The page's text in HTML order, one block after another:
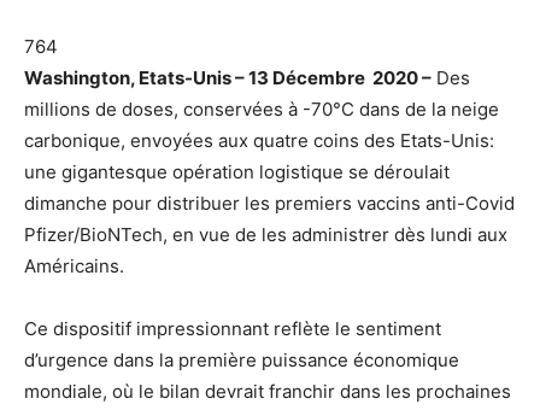
764
Washington, Etats-Unis – 13 Décembre 2020 – Des
millions de doses, conservées à -70°C dans de la neige
carbonique, envoyées aux quatre coins des Etats-Unis:
une gigantesque opération logistique se déroulait
dimanche pour distribuer les premiers vaccins anti-Covid
Pfizer/BioNTech, en vue de les administrer dès lundi aux
Américains.
Ce dispositif impressionnant reflète le sentiment
d’urgence dans la première puissance économique
mondiale, où le bilan devrait franchir dans les prochaines